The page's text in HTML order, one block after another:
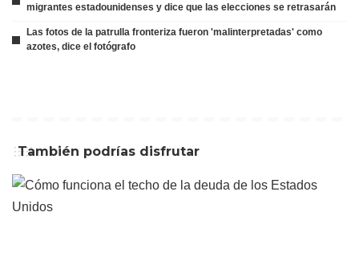
migrantes estadounidenses y dice que las elecciones se retrasarán
Las fotos de la patrulla fronteriza fueron 'malinterpretadas' como
azotes, dice el fotógrafo
También podrías disfrutar